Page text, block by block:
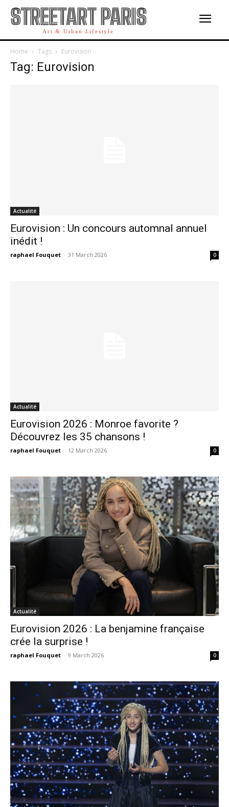
STREETART PARIS
Art & Urban Lifestyle
Home Tags Eurovision
Tag: Eurovision
Actualité
Eurovision : Un concours automnal annuel
inédit !
raphael Fouquet - 31 March 2026 0
Actualité
Eurovision 2026 : Monroe favorite ?
Découvrez les 35 chansons !
raphael Fouquet - 12 March 2026 0
Actualité
Eurovision 2026 : La benjamine française
crée la surprise !
raphael Fouquet - 9 March 2026 0